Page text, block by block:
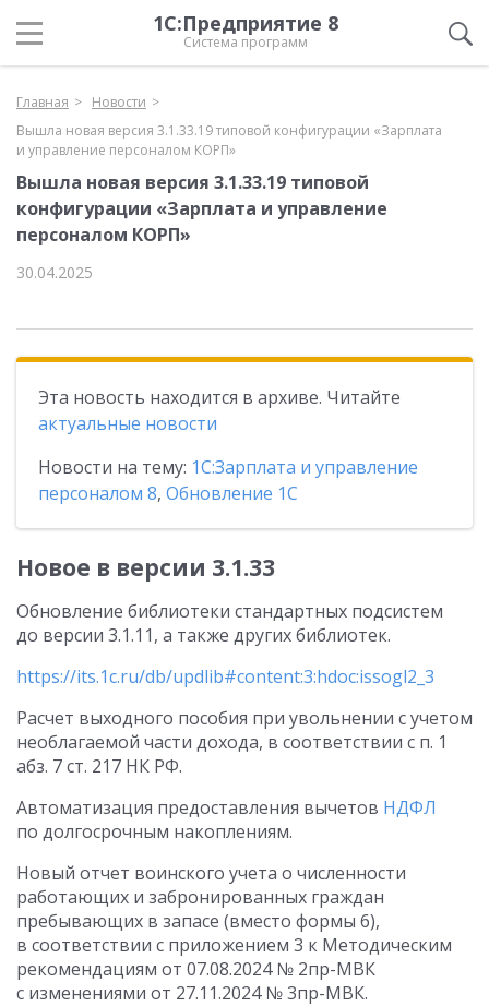
1С:Предприятие 8
Система программ
Главная
Новости
Вышла новая версия 3.1.33.19 типовой конфигурации «Зарплата
и управление персоналом КОРП»
Вышла новая версия 3.1.33.19 типовой
конфигурации «Зарплата и управление
персоналом КОРП»
30.04.2025
Эта новость находится в архиве. Читайте
актуальные новости
Новости на тему: 1С:Зарплата и управление
персоналом 8, Обновление 1С
Новое в версии 3.1.33
Обновление библиотеки стандартных подсистем
до версии 3.1.11, а также других библиотек.
https://its.1c.ru/db/updlib#content:3:hdoc:issogl2_3
Расчет выходного пособия при увольнении с учетом
необлагаемой части дохода, в соответствии с п. 1
абз. 7 ст. 217 НК РФ.
Автоматизация предоставления вычетов НДФЛ
по долгосрочным накоплениям.
Новый отчет воинского учета о численности
работающих и забронированных граждан
пребывающих в запасе (вместо формы 6),
в соответствии с приложением 3 к Методическим
рекомендациям от 07.08.2024№ 2пр-МВК
с изменениями от 27.11.2024№ 3пр-МВК.